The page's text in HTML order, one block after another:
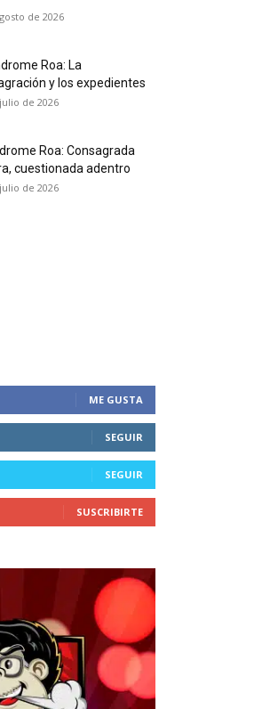
de 2026
Roa: La
y los expedientes
de 2026
Roa: Consagrada
cuestionada adentro
de 2026
ME GUSTA
SEGUIR
SEGUIR
SUSCRIBIRTE